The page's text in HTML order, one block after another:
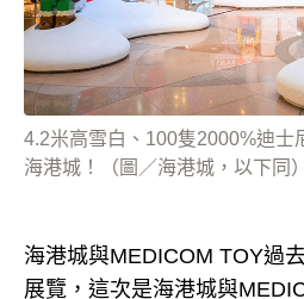
4.2米高雪白、100隻2000%迪士
海港城！（圖／海港城，以下同）
海港城與MEDICOM TOY過
展覽，這次是海港城與